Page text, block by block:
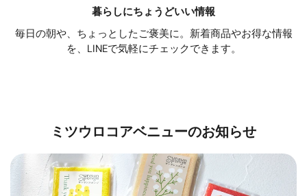
暮らしにちょうどいい情報
毎日の朝や、ちょっとしたご褒美に。新着商品やお得な情報
を、LINEで気軽にチェックできます。
ミツウロコアベニューのお知らせ